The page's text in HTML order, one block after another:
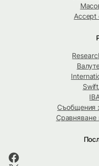
Accept
Съобщения
Сравняване